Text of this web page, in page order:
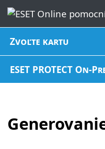
Zvoľte kartu
ESET PROTECT On-